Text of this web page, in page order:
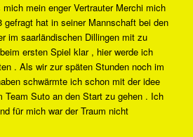
mein enger Vertrauter Merchi mich
hat in seiner Mannschaft bei den
im saarländischen Dillingen mit zu
ersten Spiel klar , hier werde ich
. Als wir zur späten Stunden noch im
schwärmte ich schon mit der idee
Team Suto an den Start zu gehen . Ich
für mich war der Traum nicht